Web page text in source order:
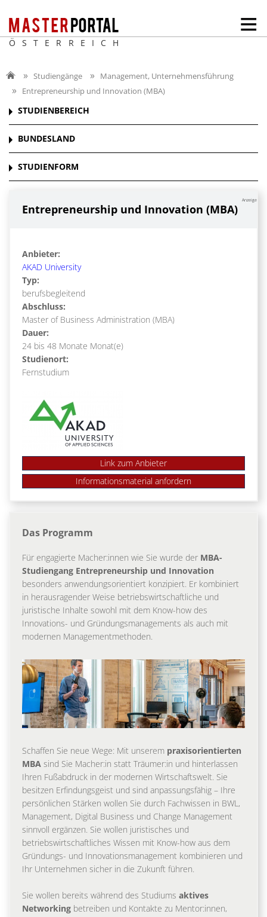
ÖSTERREICH
Studiengänge
Management, Unternehmensführung
Entrepreneurship und Innovation (MBA)
STUDIENBEREICH
BUNDESLAND
STUDIENFORM
Anzeige
Entrepreneurship und Innovation (MBA)
Anbieter:
AKAD University
Typ:
berufsbegleitend
Abschluss:
Master of Business Administration (MBA)
Dauer:
24 bis 48 Monate Monat(e)
Studienort:
Fernstudium
Link zum Anbieter
Das Programm
Für engagierte Macher:innen wie Sie wurde der MBA-
Studiengang Entrepreneurship und Innovation
besonders anwendungsorientiert konzipiert. Er kombiniert
in herausragender Weise betriebswirtschaftliche und
juristische Inhalte sowohl mit dem Know-how des
Innovations- und Gründungsmanagements als auch mit
modernen Managementmethoden.
Schaffen Sie neue Wege: Mit unserem praxisorientierten
MBA sind Sie Macher:in statt Träumer:in und hinterlassen
Ihren Fußabdruck in der modernen Wirtschaftswelt. Sie
besitzen Erfindungsgeist und sind anpassungsfähig – Ihre
persönlichen Stärken wollen Sie durch Fachwissen in BWL,
Management, Digital Business und Change Management
sinnvoll ergänzen. Sie wollen juristisches und
betriebswirtschaftliches Wissen mit Know-how aus dem
Gründungs- und Innovationsmanagement kombinieren und
Ihr Unternehmen sicher in die Zukunft führen.
Sie wollen bereits während des Studiums aktives
Networking betreiben und Kontakte zu Mentor:innen,